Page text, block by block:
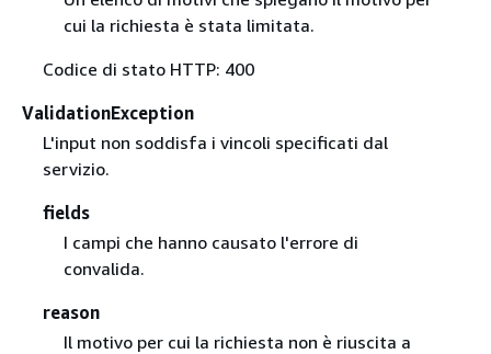
cui la richiesta è stata limitata.
Codice di stato HTTP: 400
ValidationException
L'input non soddisfa i vincoli specificati dal
servizio.
fields
I campi che hanno causato l'errore di
convalida.
reason
Il motivo per cui la richiesta non è riuscita a